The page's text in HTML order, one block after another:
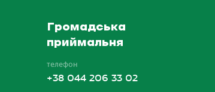
Громадська
приймальня
телефон
+38 044 206 33 02